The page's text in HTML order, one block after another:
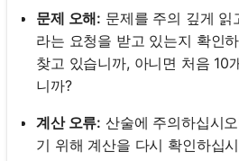
문제 오해: 문제를 주의 깊게 읽
라는 요청을 받고 있는지 확인
찾고 있습니까, 아니면 처음 10
니까?
계산 오류: 산술에 주의하십시
기 위해 계산을 다시 확인하십